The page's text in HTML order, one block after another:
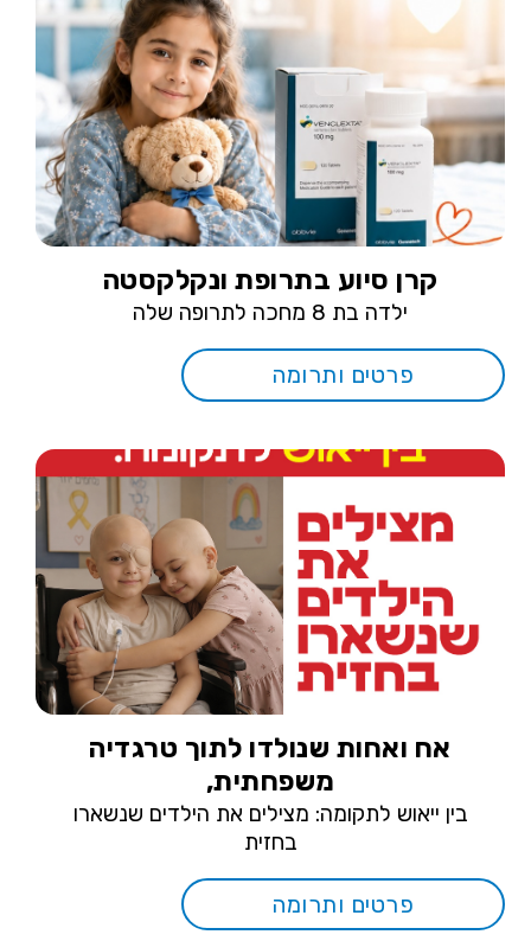
קרן סיוע בתרופת ונקלקסטה
ילדה בת 8 מחכה לתרופה שלה
פרטים ותרומה
אח ואחות שנולדו לתוך טרגדיה
משפחתית,
בין ייאוש לתקומה: מצילים את הילדים שנשארו
בחזית
פרטים ותרומה